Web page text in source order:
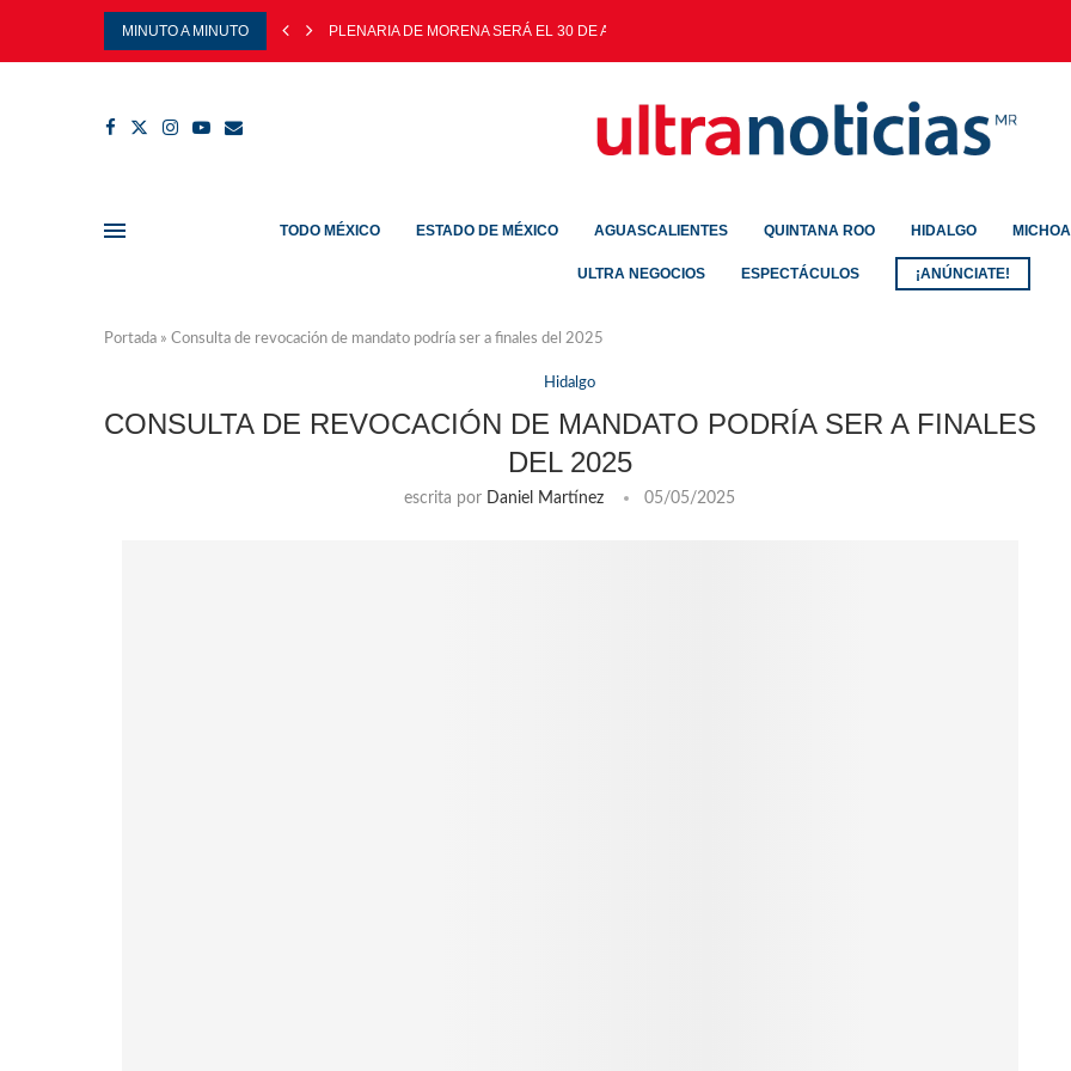
MINUTO A MINUTO PLENARIA DE MORENA SERÁ EL 30 DE AGOSTO
TODO MÉXICO ESTADO DE MÉXICO AGUASCALIENTES QUINTANA ROO HIDALGO
ULTRA NEGOCIOS ESPECTÁCULOS ¡ANÚNCIATE!
Portada » Consulta de revocación de mandato podría ser a finales del 2025
Hidalgo
CONSULTA DE REVOCACIÓN DE MANDATO PODRÍA SER A FINALES
DEL 2025
escrita por Daniel Martínez 05/05/2025